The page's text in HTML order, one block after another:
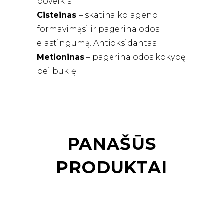
Cisteinas – skatina kolageno
formavimąsi ir pagerina odos
elastingumą. Antioksidantas.
Metioninas – pagerina odos kokybę
bei būklę.
PANAŠŪS
PRODUKTAI